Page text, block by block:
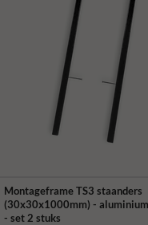
Montageframe TS3 staanders
(30x30x1000mm) -
- set 2 stuks